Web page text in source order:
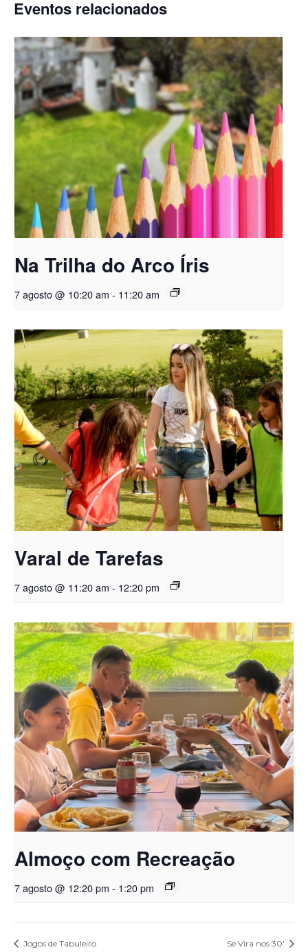
Eventos relacionados
Na Trilha do Arco Íris
7 agosto @ 10:20 am - 11:20 am
Varal de Tarefas
7 agosto @ 11:20 am - 12:20 pm
Almoço com Recreação
7 agosto @ 12:20 pm - 1:20 pm
Jogos de Tabuleiro Se Vira nos 30′